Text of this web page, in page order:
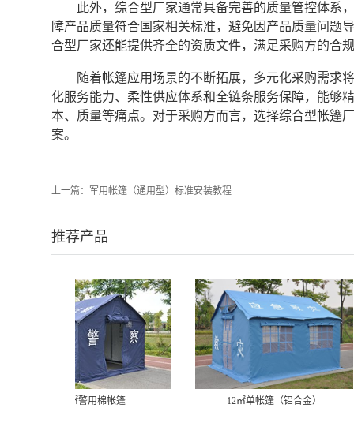
此外，综合型厂家通常具备完善的质量管控体系
障产品质量符合国家相关标准，避免因产品质量问题
合型厂家还能提供齐全的资质文件，满足采购方的合
随着帐篷应用场景的不断拓展，多元化采购需求
化服务能力、柔性供应体系和全链条服务保障，能够
本、质量等痛点。对于采购方而言，选择综合型帐篷
案。
上一篇： 军用帐篷（通用型）标准安装教程
推荐产品